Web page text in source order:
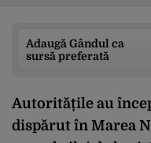
Adaugă Gândul ca
sursă preferată
Autoritățile au
dispărut în Marea